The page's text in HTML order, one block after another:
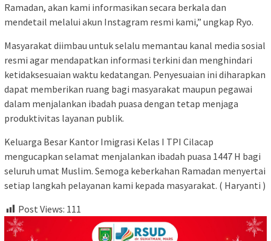
Ramadan, akan kami informasikan secara berkala dan
mendetail melalui akun Instagram resmi kami,” ungkap Ryo.
Masyarakat diimbau untuk selalu memantau kanal media sosial
resmi agar mendapatkan informasi terkini dan menghindari
ketidaksesuaian waktu kedatangan. Penyesuaian ini diharapkan
dapat memberikan ruang bagi masyarakat maupun pegawai
dalam menjalankan ibadah puasa dengan tetap menjaga
produktivitas layanan publik.
Keluarga Besar Kantor Imigrasi Kelas I TPI Cilacap
mengucapkan selamat menjalankan ibadah puasa 1447 H bagi
seluruh umat Muslim. Semoga keberkahan Ramadan menyertai
setiap langkah pelayanan kami kepada masyarakat. ( Haryanti )
Post Views: 111